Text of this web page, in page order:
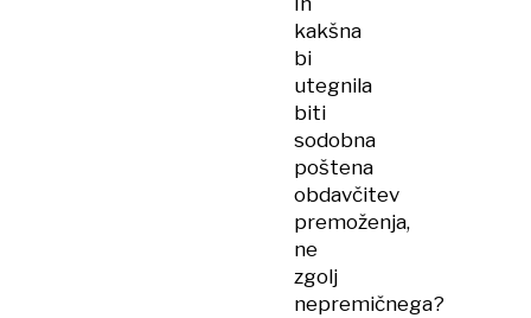
kakšna
bi
utegnila
biti
sodobna
poštena
obdavčitev
premoženja,
ne
zgolj
nepremičnega?